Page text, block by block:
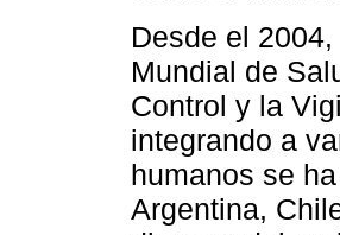
Desde el
Mundial de
Control y la
integrando a
humanos se
Argentina,